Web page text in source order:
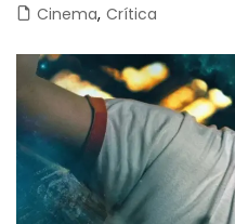
Cinema, Crítica